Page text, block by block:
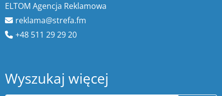
ELTOM Agencja Reklamowa
reklama@strefa.fm
+48 511 29 29 20
Wyszukaj więcej